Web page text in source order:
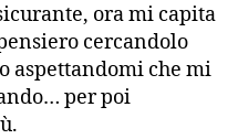
ora mi capita
cercandolo
aspettandomi che mi
per poi